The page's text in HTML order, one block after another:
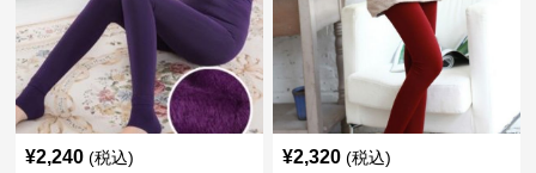
¥2,240 (税込) ¥2,320 (税込)